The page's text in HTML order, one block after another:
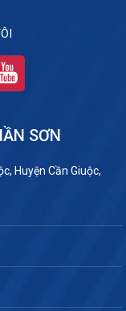
SƠN
Huyện Cần Giuộc,